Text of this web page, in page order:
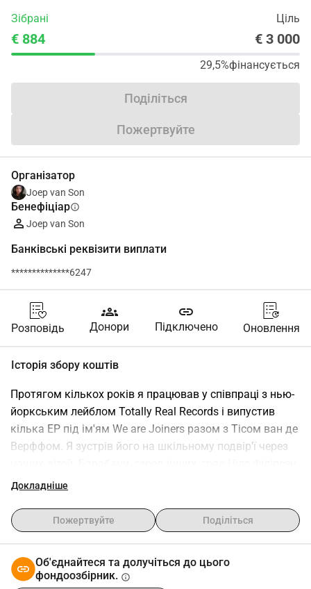
Зібрані Ціль
€ 884 € 3 000
29,5%фінансується
Поділіться
Пожертвуйте
Організатор
Joep van Son
Бенефіціарinfo
Joep van Son
Банківські реквізити виплати
**************6247
Розповідь
groups
Донори
link
Підключено Оновлення
Історія збору коштів
Протягом кількох років я працював у співпраці з нью-
йоркським лейблом Totally Real Records і випустив
кілька EP під ім'ям We are Joiners разом з Тісом ван де
Верффом. Я зустрів його на шкільному подвір'ї через
Кілька місяців тому до мене звернулася Сара Тудзін,
також співачка та авторка пісень Illuminati Hotties.
Сара Тудзін працювала з вражаючим списком
https://soundsliketudz.com
Докладніше
Пожертвуйте Поділіться
Об'єднайтеся та долучіться до цього
фондоозбірник. info